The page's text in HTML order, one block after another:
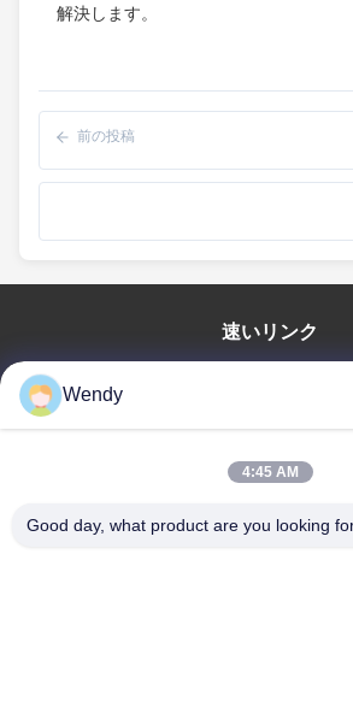
解決します。
前の投稿
速いリンク
VRショー
Wendy
4:45 AM
Good day, what product are you looking